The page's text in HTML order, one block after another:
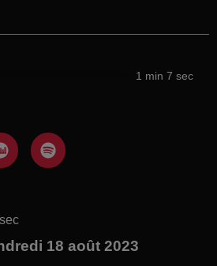
1 min 7 sec
18 août 2023